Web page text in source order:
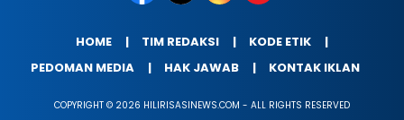
HOME TIM REDAKSI
KODE ETIK
PEDOMAN MEDIA
HAK JAWAB KONTAK IKLAN
COPYRIGHT © 2026 HILIRISASINEWS.COM - ALL RIGHTS RESERVED